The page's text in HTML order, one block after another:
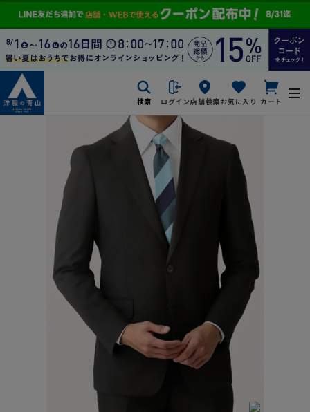
検索 ログイン店舗検索お気に入り カート